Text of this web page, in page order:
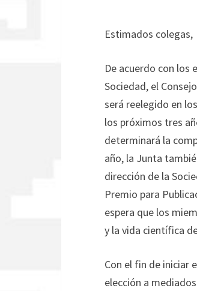
Estimados colegas,
De acuerdo con los
Sociedad, el
será reelegido en
los próximos tres
determinará la
año, la Junta
dirección de la
Premio para
espera que los
y la vida científica
Con el fin de iniciar
elección a